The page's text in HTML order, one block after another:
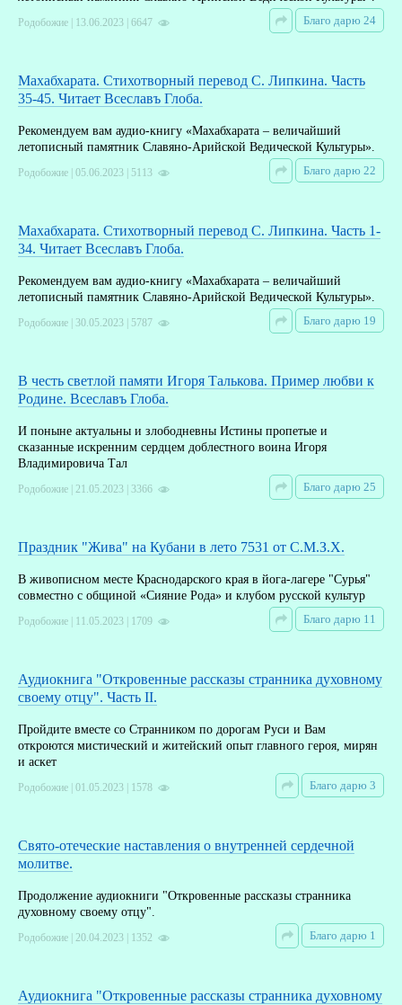
Родобожие | 13.06.2023 | 6647 Благо дарю 24
Махабхарата. Стихотворный перевод С. Липкина. Часть
35-45. Читает Всеславъ Глоба.
Рекомендуем вам аудио-книгу «Махабхарата – величайший
летописный памятник Славяно-Арийской Ведической Культуры».
Родобожие | 05.06.2023 | 5113 Благо дарю 22
Махабхарата. Стихотворный перевод С. Липкина. Часть 1-
34. Читает Всеславъ Глоба.
Рекомендуем вам аудио-книгу «Махабхарата – величайший
летописный памятник Славяно-Арийской Ведической Культуры».
Родобожие | 30.05.2023 | 5787 Благо дарю 19
В честь светлой памяти Игоря Талькова. Пример любви к
Родине. Всеславъ Глоба.
И поныне актуальны и злободневны Истины пропетые и
сказанные искренним сердцем доблестного воина Игоря
Владимировича Тал
Родобожие | 21.05.2023 | 3366 Благо дарю 25
Праздник "Жива" на Кубани в лето 7531 от С.М.З.Х.
В живописном месте Краснодарского края в йога-лагере "Сурья"
совместно с общиной «Сияние Рода» и клубом русской культур
Родобожие | 11.05.2023 | 1709 Благо дарю 11
Аудиокнига "Откровенные рассказы странника духовному
своему отцу". Часть II.
Пройдите вместе со Странником по дорогам Руси и Вам
откроются мистический и житейский опыт главного героя, мирян
и аскет
Родобожие | 01.05.2023 | 1578 Благо дарю 3
Свято-отеческие наставления о внутренней сердечной
молитве.
Продолжение аудиокниги "Откровенные рассказы странника
духовному своему отцу".
Родобожие | 20.04.2023 | 1352 Благо дарю 1
Аудиокнига "Откровенные рассказы странника духовному